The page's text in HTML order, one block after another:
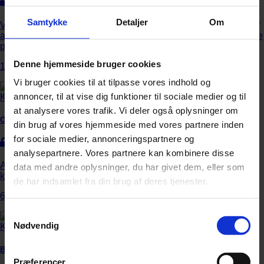
Samtykke Detaljer Om
Denne hjemmeside bruger cookies
Vi bruger cookies til at tilpasse vores indhold og
annoncer, til at vise dig funktioner til sociale medier og til
at analysere vores trafik. Vi deler også oplysninger om
din brug af vores hjemmeside med vores partnere inden
for sociale medier, annonceringspartnere og
analysepartnere. Vores partnere kan kombinere disse
data med andre oplysninger, du har givet dem, eller som
de har indsamlet fra din brug af deres tjenester.
Nødvendig
Præferencer
Van der Pals Quartet færdiggør med dette album udgivelsen af
alle Leopold van der Pals’ kvartetter, og det er fint – men måske
primært for musikhistorisk interesserede.
15. juli 2026
Orkester
Mutter mod nye mål
Anne-Sophie Mutters suveræne instrumentbeherskelse
kommer til sin ret i denne musik.
6. juli 2026
Bøger